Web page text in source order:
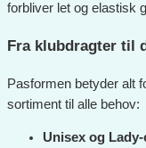
forbliver let og elastisk
Fra klubdragter til
Pasformen betyder alt
sortiment til alle behov:
Unisex og